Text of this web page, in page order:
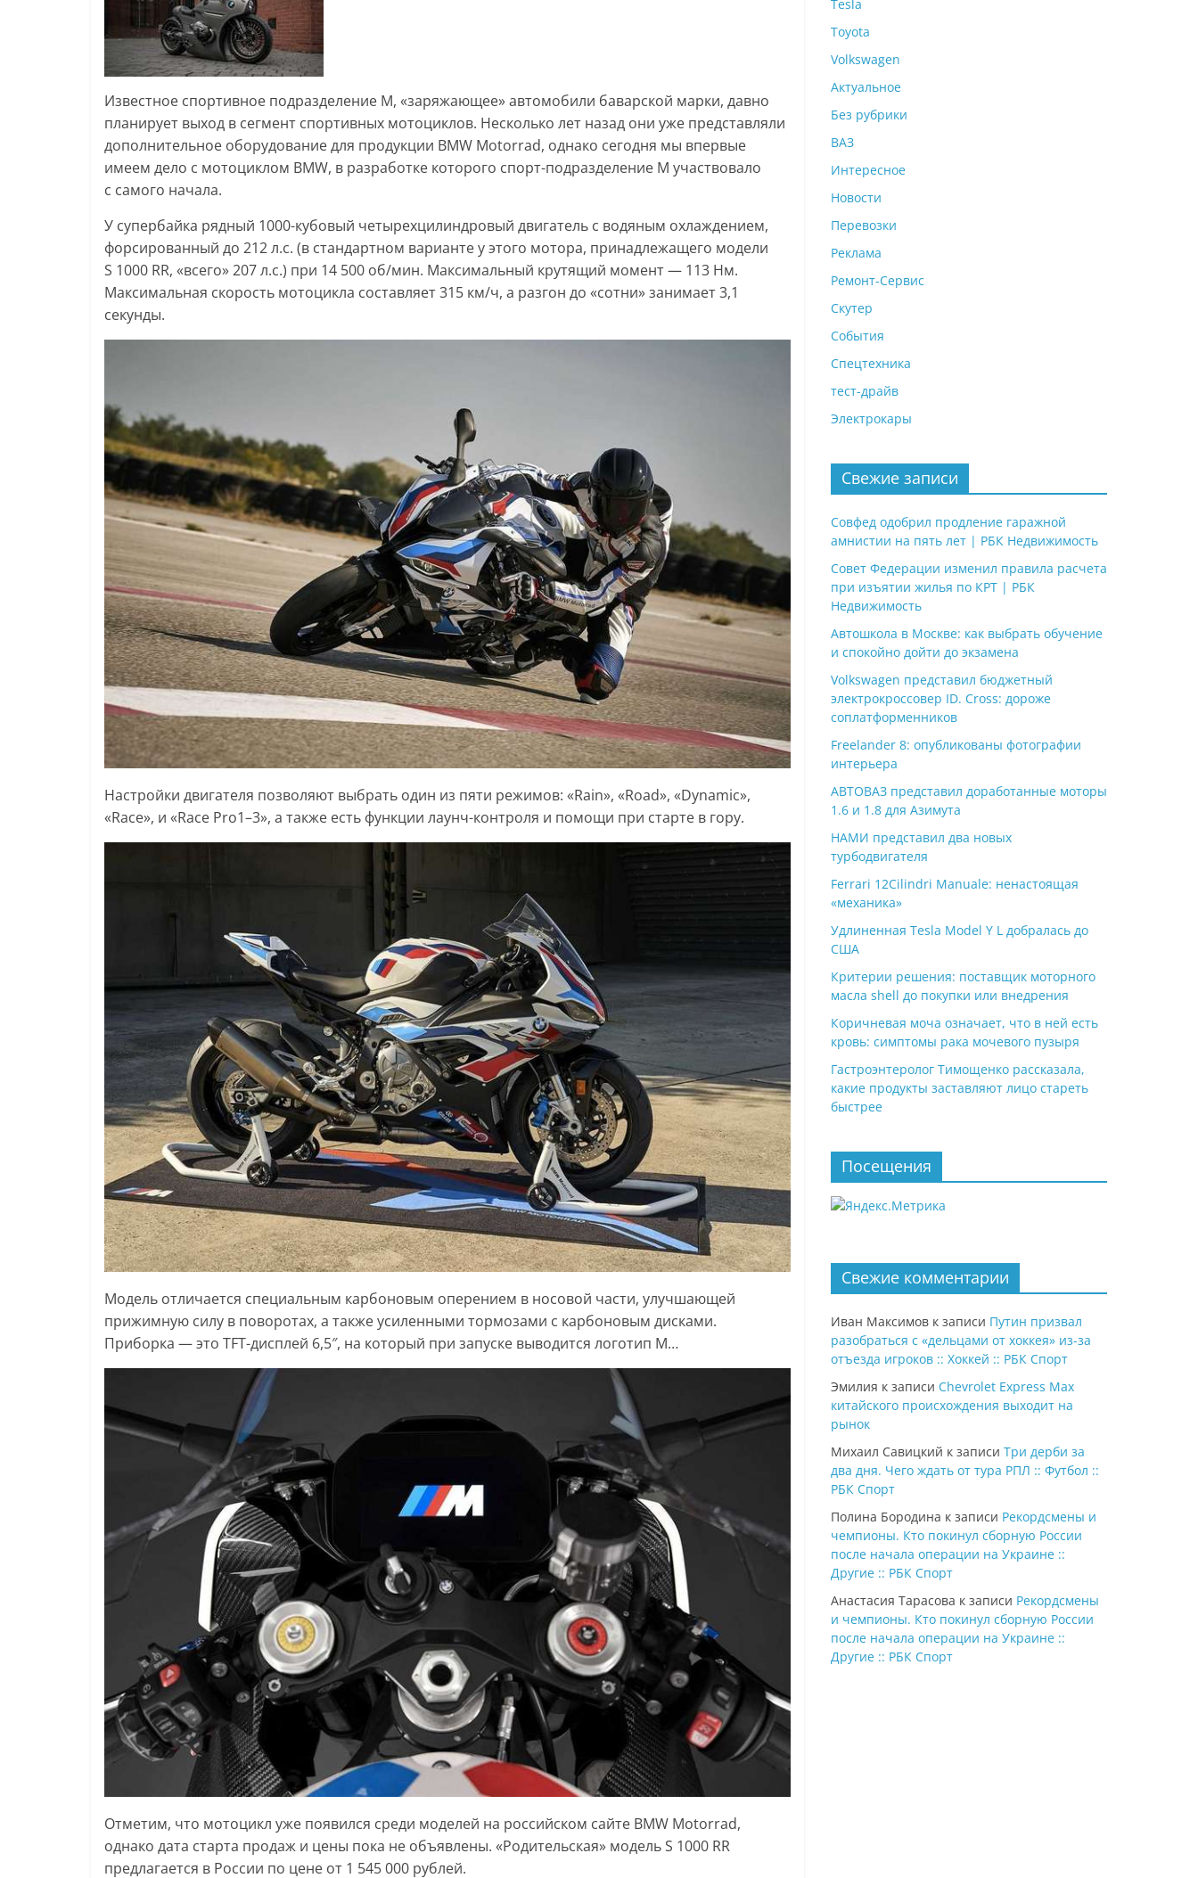
Известное спортивное подразделение М, «заряжающее» автомобили баварской марки, давно
планирует выход в сегмент спортивных мотоциклов. Несколько лет назад они уже представляли
дополнительное оборудование для продукции BMW Motorrad, однако сегодня мы впервые
имеем дело с мотоциклом BMW, в разработке которого спорт-подразделение М участвовало
с самого начала.
У супербайка рядный 1000-кубовый четырехцилиндровый двигатель с водяным охлаждением,
форсированный до 212 л.с. (в стандартном варианте у этого мотора, принадлежащего модели
S 1000 RR, «всего» 207 л.с.) при 14 500 об/мин. Максимальный крутящий момент — 113 Нм.
Максимальная скорость мотоцикла составляет 315 км/ч, а разгон до «сотни» занимает 3,1
секунды.
Настройки двигателя позволяют выбрать один из пяти режимов: «Rain», «Road», «Dynamic»,
«Race», и «Race Pro1–3», а также есть функции лаунч-контроля и помощи при старте в гору.
Модель отличается специальным карбоновым оперением в носовой части, улучшающей
прижимную силу в поворотах, а также усиленными тормозами с карбоновым дисками.
Приборка — это TFT-дисплей 6,5″, на который при запуске выводится логотип M…
Отметим, что мотоцикл уже появился среди моделей на российском сайте BMW Motorrad,
однако дата старта продаж и цены пока не объявлены. «Родительская» модель S 1000 RR
предлагается в России по цене от 1 545 000 рублей.
Tesla
Toyota
Volkswagen
Актуальное
Без рубрики
ВАЗ
Интересное
Новости
Перевозки
Реклама
Ремонт-Сервис
Скутер
События
Спецтехника
тест-драйв
Электрокары
Свежие записи
Совфед одобрил продление гаражной
амнистии на пять лет | РБК Недвижимость
Совет Федерации изменил правила расчета
при изъятии жилья по КРТ | РБК
Недвижимость
Автошкола в Москве: как выбрать обучение
и спокойно дойти до экзамена
Volkswagen представил бюджетный
электрокроссовер ID. Cross: дороже
соплатформенников
Freelander 8: опубликованы фотографии
интерьера
АВТОВАЗ представил доработанные моторы
1.6 и 1.8 для Азимута
НАМИ представил два новых
турбодвигателя
Ferrari 12Cilindri Manuale: ненастоящая
«механика»
Удлиненная Tesla Model Y L добралась до
США
Критерии решения: поставщик моторного
масла shell до покупки или внедрения
Коричневая моча означает, что в ней есть
кровь: симптомы рака мочевого пузыря
Гастроэнтеролог Тимощенко рассказала,
какие продукты заставляют лицо стареть
быстрее
Посещения
Свежие комментарии
Иван Максимов к записи Путин призвал
разобраться с «дельцами от хоккея» из-за
отъезда игроков :: Хоккей :: РБК Спорт
Эмилия к записи Chevrolet Express Max
китайского происхождения выходит на
рынок
Михаил Савицкий к записи Три дерби за
два дня. Чего ждать от тура РПЛ :: Футбол ::
РБК Спорт
Полина Бородина к записи Рекордсмены и
чемпионы. Кто покинул сборную России
после начала операции на Украине ::
Другие :: РБК Спорт
Анастасия Тарасова к записи Рекордсмены
и чемпионы. Кто покинул сборную России
после начала операции на Украине ::
Другие :: РБК Спорт